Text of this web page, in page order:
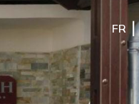
FR |